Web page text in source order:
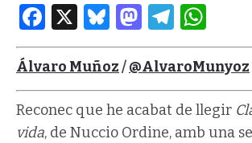
Facebook
X Bluesky
Mastodon
Álvaro Muñoz/@AlvaroMunyoz
Reconec que he acabat de llegir
vida, de Nuccio Ordine, amb una